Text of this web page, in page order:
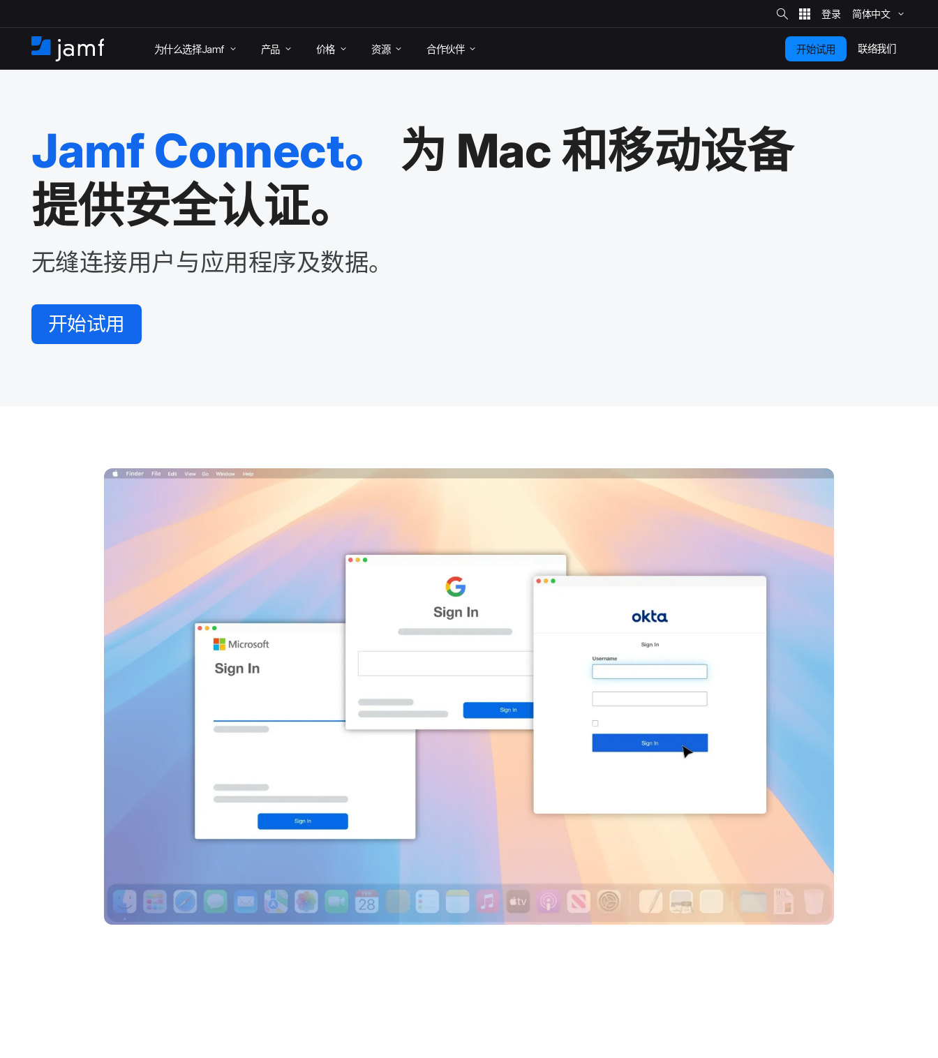
​
至
站
​内
​搜
索
简体​中文
首
​
为什么​选择Jamf 产品 价格 资源 合作​伙伴 开始​试用 联络​我们
Jamf Connect。 为 Mac 和​移动​设备​
提供​安全​认证。
无缝连接​用户​与​应用​程序​及​数据。
开始​试用